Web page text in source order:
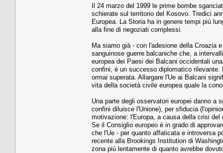
Il 24 marzo del 1999 le prime bombe
schierate sul territorio del Kosovo. Tredici
Europea. La Storia ha in genere tempi più
alla fine di negoziati complessi.
Ma siamo già - con l'adesione della Croazia
sanguinose guerre balcaniche che, a
europea dei Paesi dei Balcani occidentali
confini, è un successo diplomatico
ormai superata. Allargare l'Ue ai Balcani
vita della società civile europea quale la
Una parte degli osservatori europei danno a
confini diluisce l'Unione), per sfiducia
motivazione: l'Europa, a causa della crisi
Se il Consiglio europeo è in grado di
che l'Ue - per quanto affaticata e introversa
recente alla Brookings Institution di
zona più lentamente di quanto avrebbe